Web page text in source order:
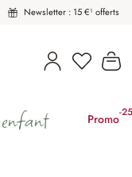
Newsletter : 15 €¹ offerts
Vous
enfant Promo-